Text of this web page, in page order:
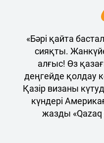
«Бәрі қайта
сияқты.
алғыс! Өз
деңгейде қолдау
Қазір визаны
күндері
жазды